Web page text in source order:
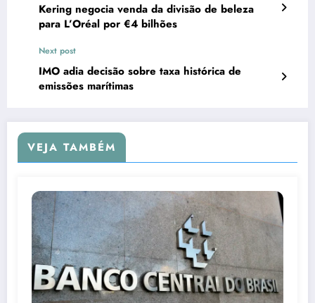
Kering negocia venda da divisão de beleza
para L’Oréal por €4 bilhões
Next post
IMO adia decisão sobre taxa histórica de
emissões marítimas
VEJA TAMBÉM